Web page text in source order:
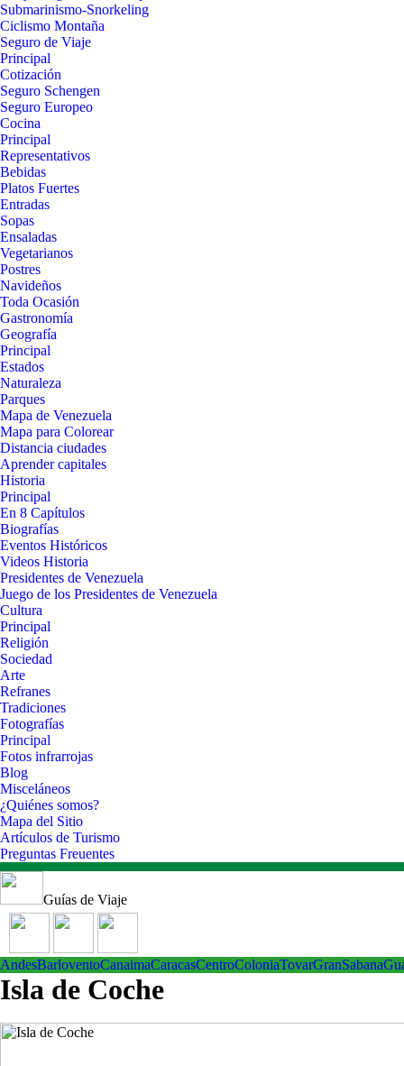
Submarinismo-Snorkeling
Ciclismo Montaña
Seguro de Viaje
Principal
Cotización
Seguro Schengen
Seguro Europeo
Cocina
Principal
Representativos
Bebidas
Platos Fuertes
Entradas
Sopas
Ensaladas
Vegetarianos
Postres
Navideños
Toda Ocasión
Gastronomía
Geografía
Principal
Estados
Naturaleza
Parques
Mapa de Venezuela
Mapa para Colorear
Distancia ciudades
Aprender capitales
Historia
Principal
En 8 Capítulos
Biografías
Eventos Históricos
Videos Historia
Presidentes de Venezuela
Juego de los Presidentes de Venezuela
Cultura
Principal
Religión
Sociedad
Arte
Refranes
Tradiciones
Fotografías
Principal
Fotos infrarrojas
Blog
Misceláneos
¿Quiénes somos?
Mapa del Sitio
Artículos de Turismo
Preguntas Freuentes
Guías de Viaje
AndesBarloventoCanaimaCaracasCentroColoniaTovarGranSabana
Isla de Coche